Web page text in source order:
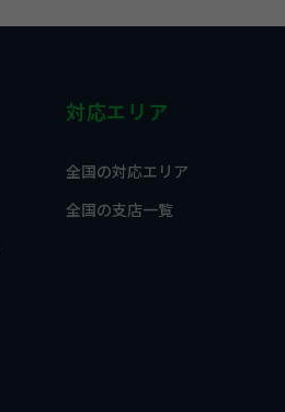
対応エリア
全国の対応エリア
全国の支店一覧